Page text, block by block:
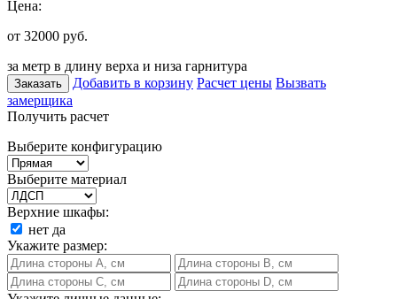
Цена:
от 32000 руб.
за метр в длину верха и низа гарнитура
Заказать Добавить в корзину Расчет цены Вызвать
замерщика
Получить расчет
Выберите конфигурацию
Выберите материал
Верхние шкафы:
нет да
Укажите размер: